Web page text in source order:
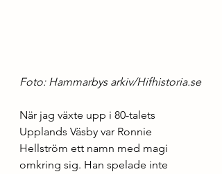
Foto: Hammarbys arkiv/Hifhistoria.se
När jag växte upp i 80-talets
Upplands Väsby var Ronnie
Hellström ett namn med magi
omkring sig. Han spelade inte